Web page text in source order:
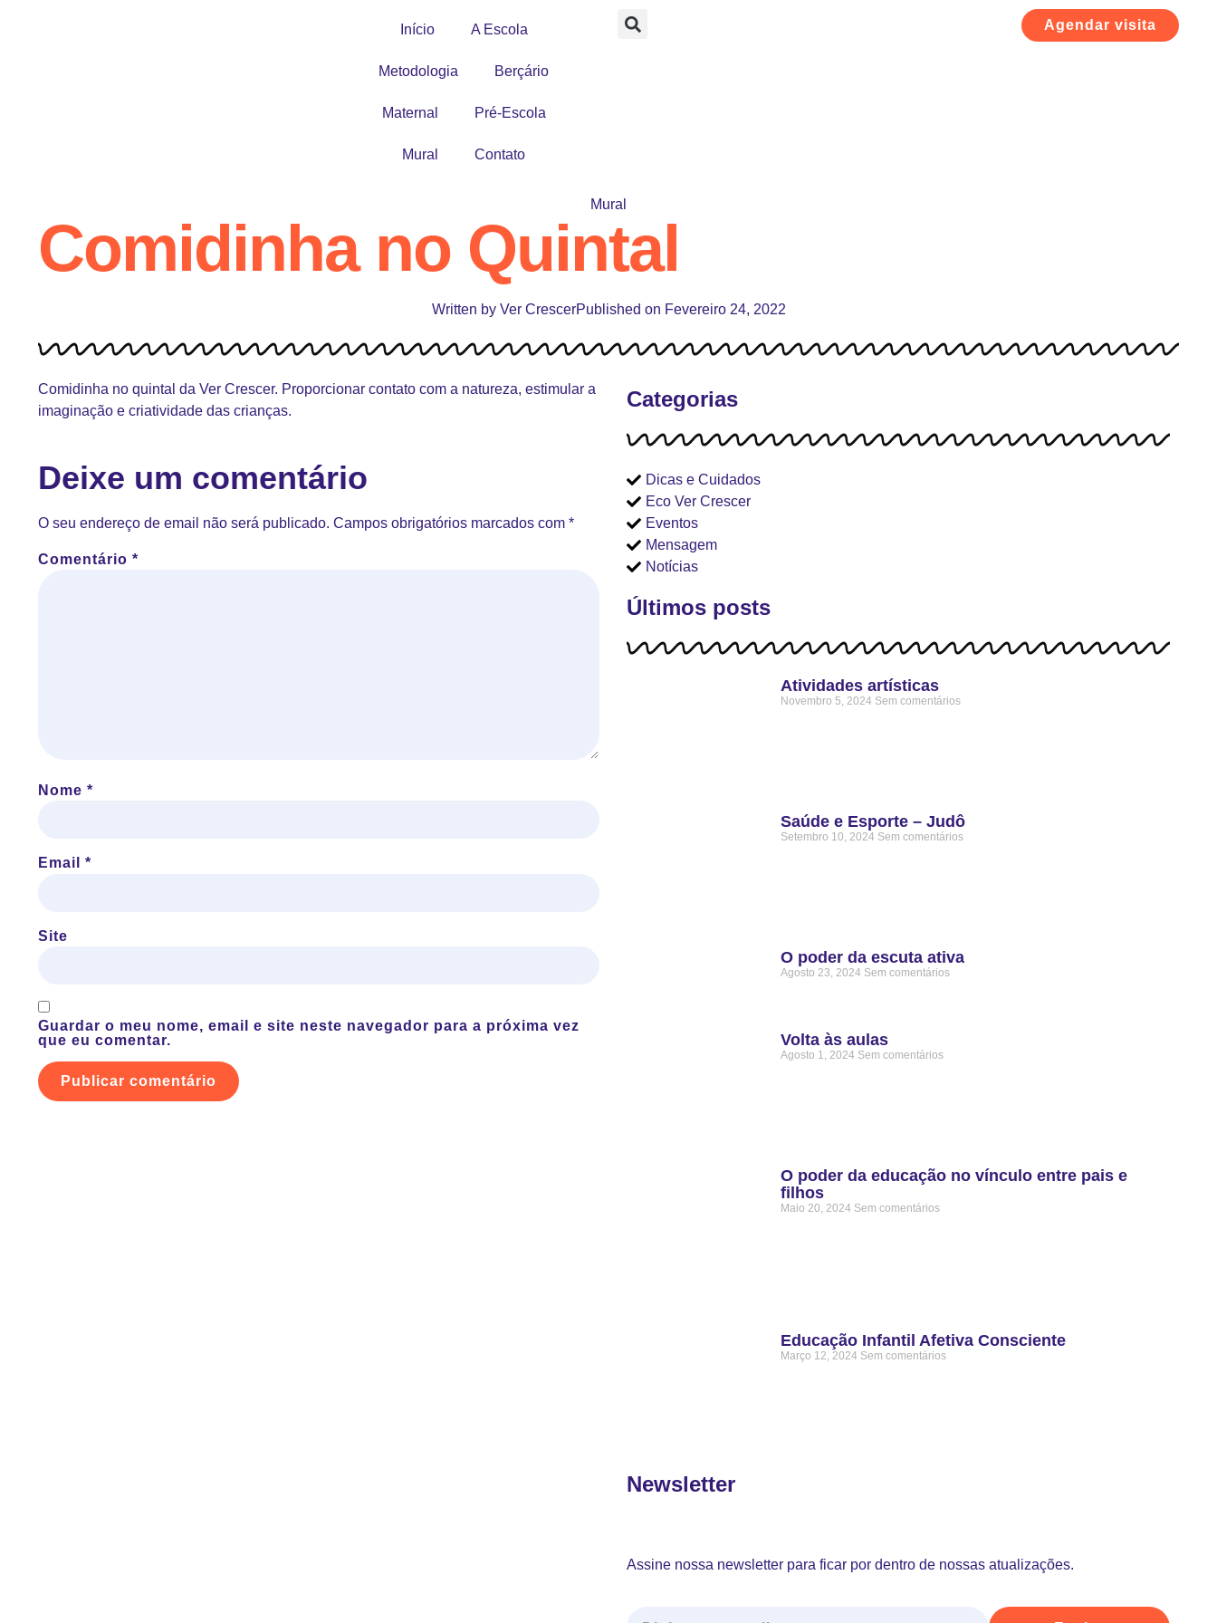
Início A Escola
Metodologia Berçário
Maternal Pré-Escola
Mural Contato
Agendar visita
Mural
Comidinha no Quintal
Written byVer CrescerPublished on Fevereiro 24, 2022
Comidinha no quintal da Ver Crescer. Proporcionar contato com a natureza, estimular a
imaginação e criatividade das crianças.
Deixe um comentário
O seu endereço de email não será publicado. Campos obrigatórios marcados com *
Comentário *
Nome *
Email *
Site
Guardar o meu nome, email e site neste navegador para a próxima vez
que eu comentar.
Categorias
Dicas e Cuidados
Eco Ver Crescer
Eventos
Mensagem
Notícias
Últimos posts
Atividades artísticas
Novembro 5, 2024 Sem comentários
Saúde e Esporte – Judô
Setembro 10, 2024 Sem comentários
O poder da escuta ativa
Agosto 23, 2024 Sem comentários
Volta às aulas
Agosto 1, 2024 Sem comentários
O poder da educação no vínculo entre pais e
filhos
Maio 20, 2024 Sem comentários
Educação Infantil Afetiva Consciente
Março 12, 2024 Sem comentários
Newsletter
Assine nossa newsletter para ficar por dentro de nossas atualizações.